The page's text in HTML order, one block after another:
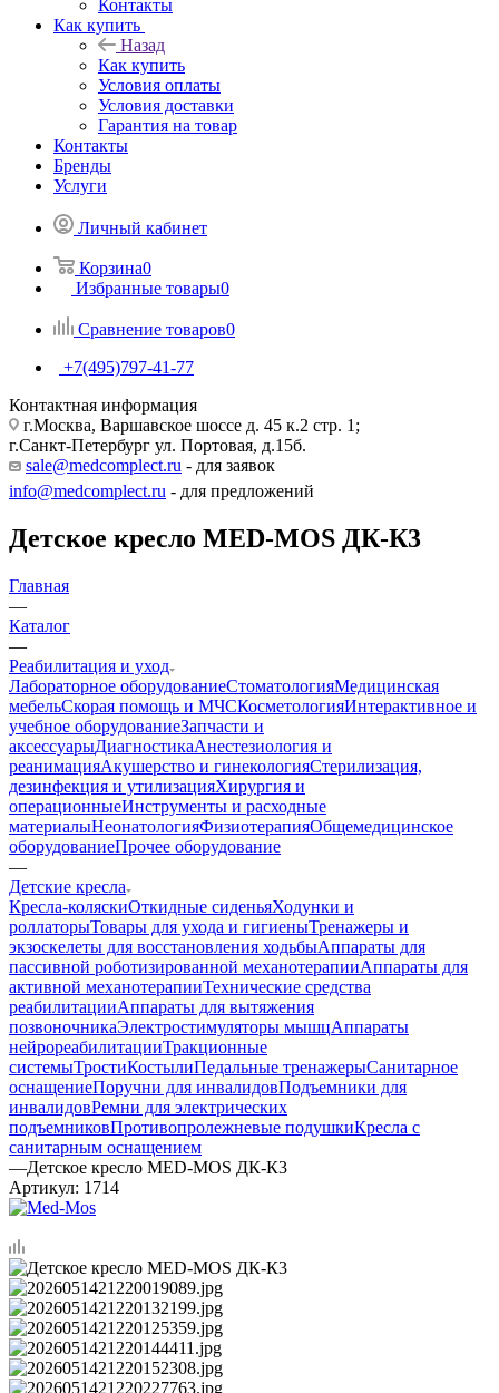
Контакты
Как купить
Назад
Как купить
Условия оплаты
Условия доставки
Гарантия на товар
Контакты
Бренды
Услуги
Личный кабинет
Корзина0
Избранные товары0
Сравнение товаров0
+7(495)797-41-77
Контактная информация
г.Москва, Варшавское шоссе д. 45 к.2 стр. 1;
г.Санкт-Петербург ул. Портовая, д.15б.
sale@medcomplect.ru - для заявок
info@medcomplect.ru - для предложений
Детское кресло MED-MOS ДК-К3
Главная
—
Каталог
—
Реабилитация и уход
Лабораторное оборудованиеСтоматологияМедицинская
мебельСкорая помощь и МЧСКосметологияИнтерактивное и
учебное оборудованиеЗапчасти и
аксессуарыДиагностикаАнестезиология и
реанимацияАкушерство и гинекологияСтерилизация,
дезинфекция и утилизацияХирургия и
операционныеИнструменты и расходные
материалыНеонатологияФизиотерапияОбщемедицинское
оборудованиеПрочее оборудование
—
Детские кресла
Кресла-коляскиОткидные сиденьяХодунки и
роллаторыТовары для ухода и гигиеныТренажеры и
экзоскелеты для восстановления ходьбыАппараты для
пассивной роботизированной механотерапииАппараты для
активной механотерапииТехнические средства
реабилитацииАппараты для вытяжения
позвоночникаЭлектростимуляторы мышцАппараты
нейрореабилитацииТракционные
системыТростиКостылиПедальные тренажерыСанитарное
оснащениеПоручни для инвалидовПодъемники для
инвалидовРемни для электрических
подъемниковПротивопролежневые подушкиКресла с
санитарным оснащением
—Детское кресло MED-MOS ДК-К3
Артикул: 1714